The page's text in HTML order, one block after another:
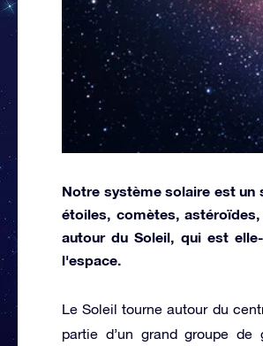
Notre système solaire est un
étoiles, comètes,
autour du Soleil, qui est
l'espace.
Le Soleil tourne autour du
partie d’un grand groupe